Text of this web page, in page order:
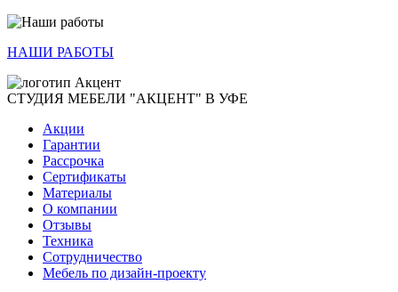
НАШИ РАБОТЫ
СТУДИЯ МЕБЕЛИ "АКЦЕНТ" В УФЕ
Акции
Гарантии
Рассрочка
Сертификаты
Материалы
О компании
Отзывы
Техника
Сотрудничество
Мебель по дизайн-проекту